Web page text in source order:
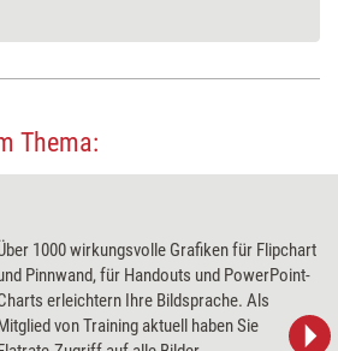
Thema:
1000 wirkungsvolle Grafiken für Flipchart
Pinnwand, für Handouts und PowerPoint-
erleichtern Ihre Bildsprache. Als
von Training aktuell haben Sie